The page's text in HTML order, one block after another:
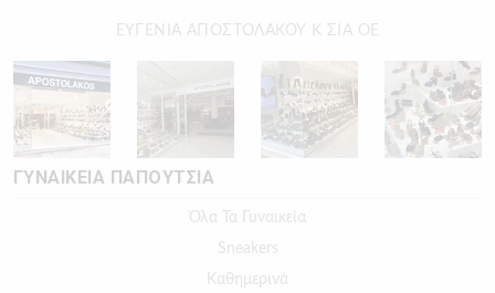
ΕΥΓΕΝΙΑ ΑΠΟΣΤΟΛΑΚΟΥ Κ ΣΙΑ ΟΕ
ΓΥΝΑΙΚΕΙΑ ΠΑΠΟΥΤΣΙΑ
Όλα Τα Γυναικεία
Sneakers
Καθημερινά